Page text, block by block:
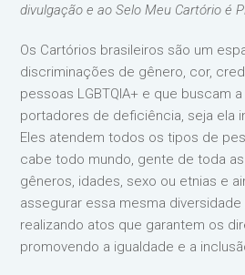
divulgação e ao Selo Meu Cartório é
Os Cartórios brasileiros são um
discriminações de gênero, cor,
pessoas LGBTQIA+ e que buscam
portadores de deficiência, seja ela
Eles atendem todos os tipos de
cabe todo mundo, gente de toda
gêneros, idades, sexo ou etnias e
assegurar essa mesma
realizando atos que garantem os
promovendo a igualdade e a